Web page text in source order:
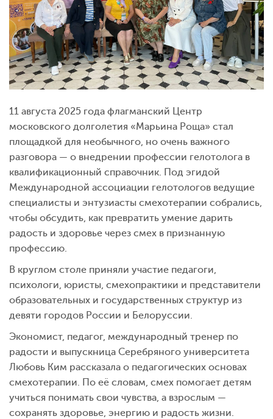
11 августа 2025 года флагманский Центр
московского долголетия «Марьина Роща» стал
площадкой для необычного, но очень важного
разговора — о внедрении профессии гелотолога в
квалификационный справочник. Под эгидой
Международной ассоциации гелотологов ведущие
специалисты и энтузиасты смехотерапии собрались,
чтобы обсудить, как превратить умение дарить
радость и здоровье через смех в признанную
профессию.
В круглом столе приняли участие педагоги,
психологи, юристы, смехопрактики и представители
образовательных и государственных структур из
девяти городов России и Белоруссии.
Экономист, педагог, международный тренер по
радости и выпускница Серебряного университета
Любовь Ким рассказала о педагогических основах
смехотерапии. По её словам, смех помогает детям
учиться понимать свои чувства, а взрослым —
сохранять здоровье, энергию и радость жизни.